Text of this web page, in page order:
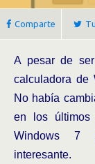
Comparte
A pesar de
calculadora de
No había
en los últimos
Windows 7
interesante.